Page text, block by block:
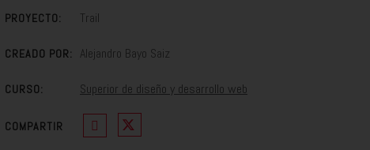
PROYECTO: Trail
CREADO POR: Alejandro Bayo Saiz
CURSO: Superior de diseño y desarrollo web
COMPARTIR